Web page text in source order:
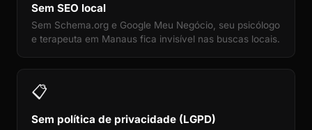
Sem SEO local
Sem Schema.org e Google Meu Negócio, seu psicólogo
e terapeuta em Manaus fica invisível nas buscas locais.
📋
Sem política de privacidade (LGPD)